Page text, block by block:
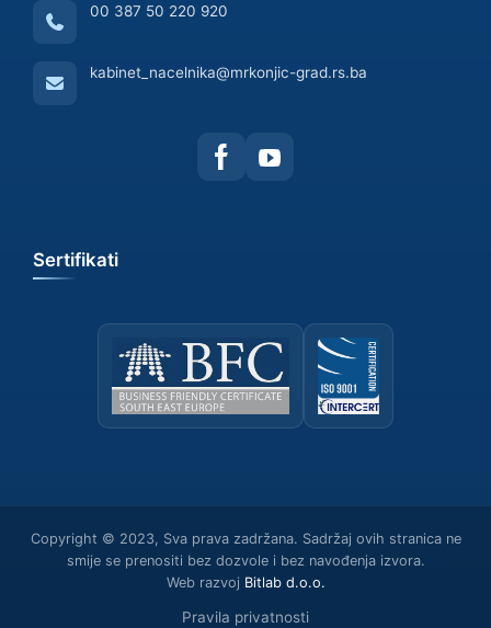
00 387 50 220 920
kabinet_nacelnika@mrkonjic-grad.rs.ba
Sertifikati
Copyright © 2023, Sva prava zadržana. Sadržaj ovih stranica ne
smije se prenositi bez dozvole i bez navođenja izvora.
Web razvoj Bitlab d.о.о.
Pravila privatnosti